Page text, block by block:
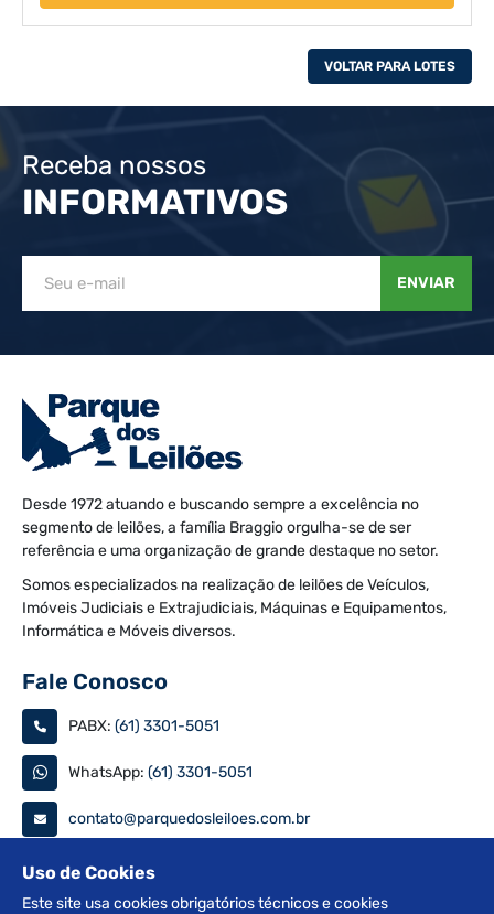
VOLTAR PARA LOTES
Receba nossos
INFORMATIVOS
ENVIAR
Desde 1972 atuando e buscando sempre a excelência no
segmento de leilões, a família Braggio orgulha-se de ser
referência e uma organização de grande destaque no setor.
Somos especializados na realização de leilões de Veículos,
Imóveis Judiciais e Extrajudiciais, Máquinas e Equipamentos,
Informática e Móveis diversos.
Fale Conosco
PABX: (61) 3301-5051
WhatsApp: (61) 3301-5051
contato@parquedosleiloes.com.br
Consulte seu documento
Uso de Cookies
Este site usa cookies obrigatórios técnicos e cookies